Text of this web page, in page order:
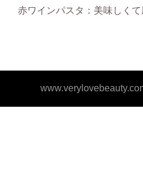
赤ワインパスタ：美味しく